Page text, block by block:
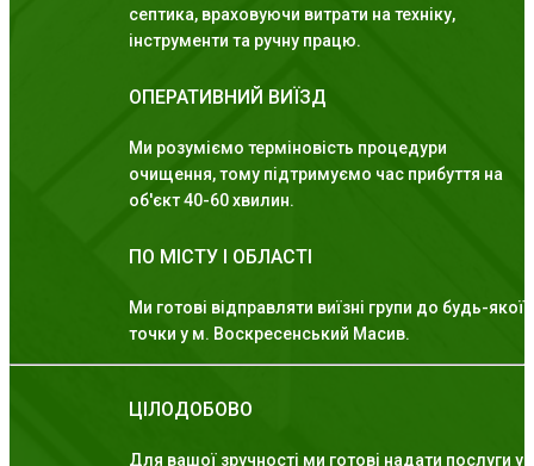
септика, враховуючи витрати на техніку,
інструменти та ручну працю.
ОПЕРАТИВНИЙ ВИЇЗД
Ми розуміємо терміновість процедури
очищення, тому підтримуємо час прибуття на
об'єкт 40-60 хвилин.
ПО МІСТУ І ОБЛАСТІ
Ми готові відправляти виїзні групи до будь-якої
точки у м. Воскресенський Масив.
ЦІЛОДОБОВО
Для вашої зручності ми готові надати послуги у